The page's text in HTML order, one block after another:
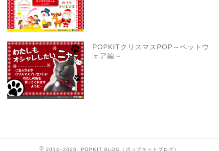
POPKITクリスマスPOP～ペットウ
ェア編～
2014–2026 POPKIT BLOG（ポップキットブログ）